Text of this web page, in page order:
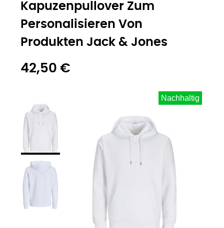
Kapuzenpullover Zum
Personalisieren Von
Produkten Jack & Jones
42,50 €
Nachhaltig